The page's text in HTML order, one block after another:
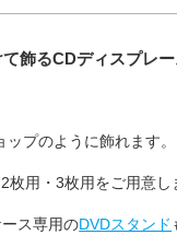
飾るCDディスプレ
プのように飾れます。
用・3枚用をご用意し
ス専用のDVDスタンド